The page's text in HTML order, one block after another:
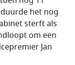
het nog
sterft als
om een
Jan